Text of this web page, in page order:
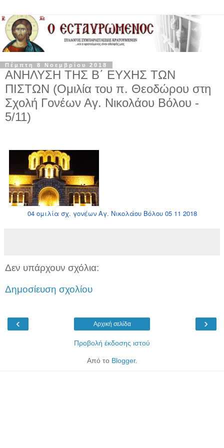
Πέμπτη 8 Νοεμβρίου 2018
ΑΝΗΛΥΣΗ ΤΗΣ Β΄ ΕΥΧΗΣ ΤΩΝ
ΠΙΣΤΩΝ (Ομιλία του π. Θεοδώρου στη
Σχολή Γονέων Αγ. Νικολάου Βόλου -
5/11)
04 ομιλία σχ. γονέων Αγ. Νικολάου Βόλου 05 11 2018
Δεν υπάρχουν σχόλια:
Δημοσίευση σχολίου
‹ ›
Αρχική σελίδα
Προβολή έκδοσης ιστού
Από το Blogger.